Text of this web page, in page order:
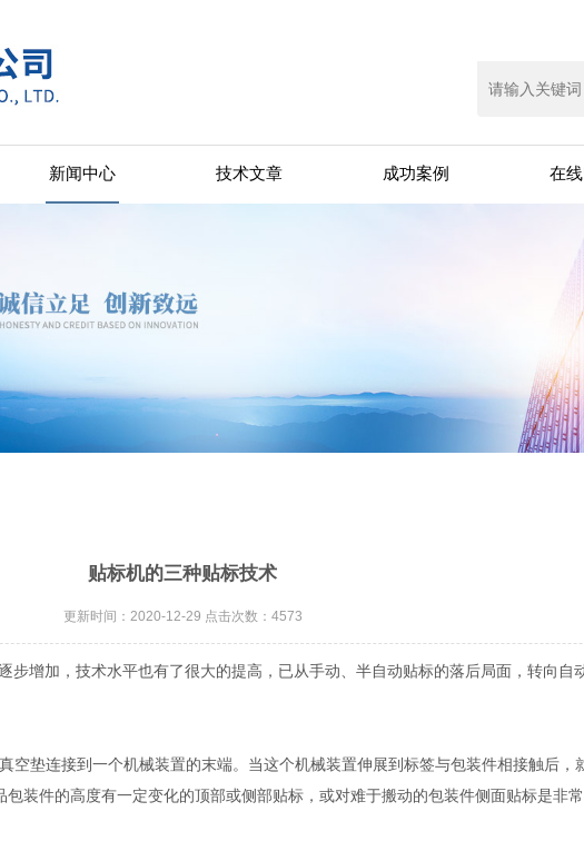
新闻中心 技术文章 成功案例 在
贴标机的三种贴标技术
更新时间：2020-12-29 点击次数：4573
增加，技术水平也有了很大的提高，已从手动、半自动贴标的落后局面，转向自
垫连接到一个机械装置的末端。当这个机械装置伸展到标签与包装件相接触后，
装件的高度有一定变化的顶部或侧部贴标，或对难于搬动的包装件侧面贴标是非